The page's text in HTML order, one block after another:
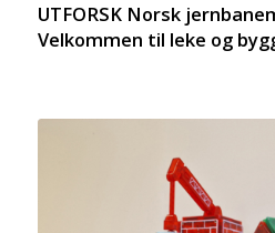
UTFORSK Norsk
Velkommen til leke og